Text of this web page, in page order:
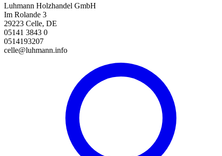
Luhmann Holzhandel GmbH
Im Rolande 3
29223 Celle, DE
05141 3843 0
0514193207
celle@luhmann.info